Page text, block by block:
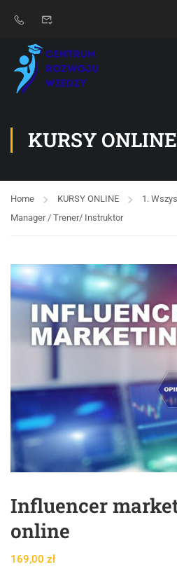
KURSY ONLINE
Home KURSY ONLINE
1.
Manager / Trener/ Instruktor
Influencer
online
169,00 zł